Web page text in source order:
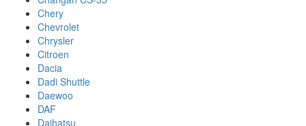
Chery
Chevrolet
Chrysler
Citroen
Dacia
Dadi Shuttle
Daewoo
DAF
Daihatsu